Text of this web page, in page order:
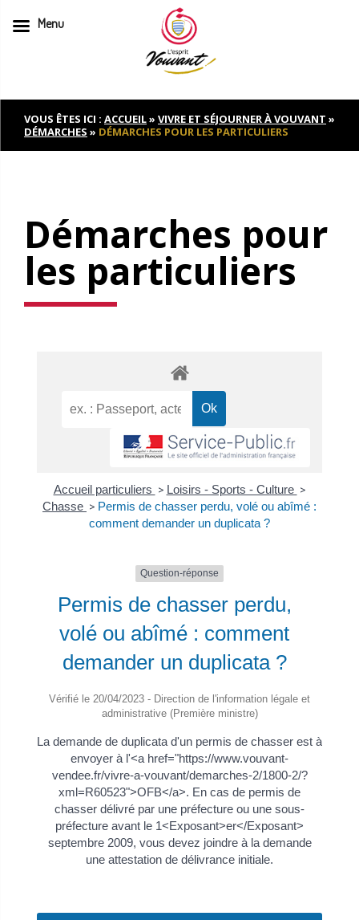
to
contentVOUS ÊTES ICI : ACCUEIL» VIVRE ET SÉJOURNER À VOUVANT »
DÉMARCHES » DÉMARCHES POUR LES PARTICULIERS
Démarches pour
les particuliers
Accueil particuliers > Loisirs - Sports - Culture >
Chasse > Permis de chasser perdu, volé ou abîmé :
comment demander un duplicata ?
Question-réponse
Permis de chasser perdu,
volé ou abîmé : comment
demander un duplicata ?
Vérifié le 20/04/2023 - Direction de l'information légale et
administrative (Première ministre)
La demande de duplicata d'un permis de chasser est à
envoyer à l'<a href="https://www.vouvant-
vendee.fr/vivre-a-vouvant/demarches-2/1800-2/?
xml=R60523">OFB</a>. En cas de permis de
chasser délivré par une préfecture ou une sous-
préfecture avant le 1<Exposant>er</Exposant>
septembre 2009, vous devez joindre à la demande
une attestation de délivrance initiale.
Menu